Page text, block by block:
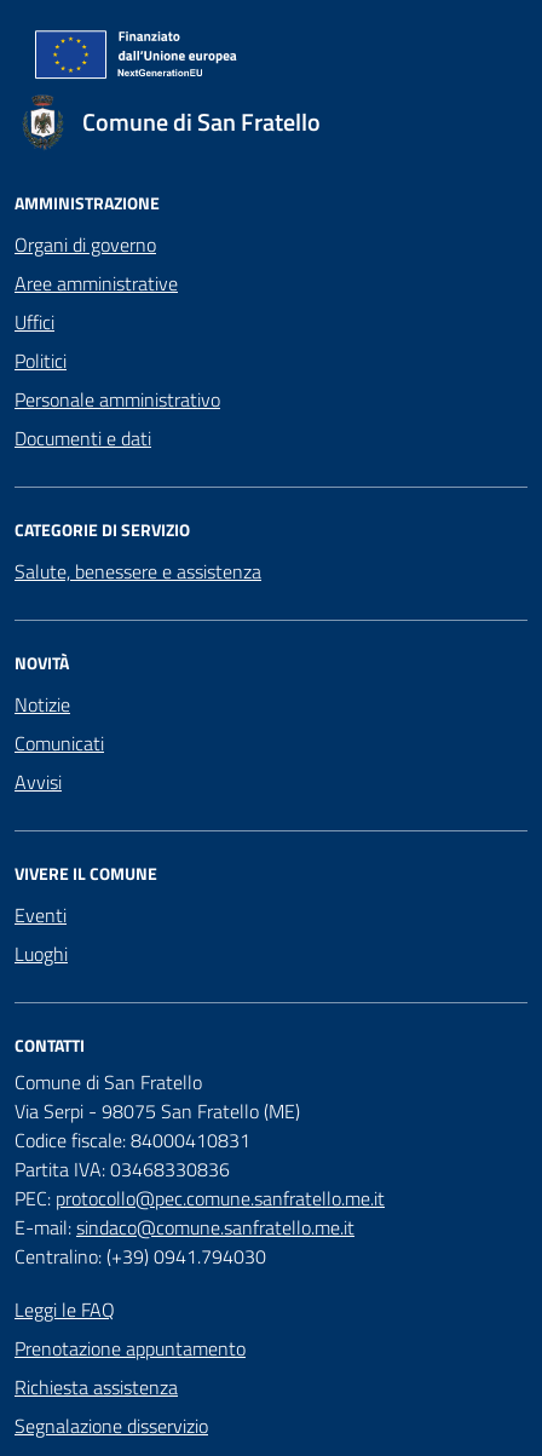
Comune di San Fratello
AMMINISTRAZIONE
Organi di governo
Aree amministrative
Uffici
Politici
Personale amministrativo
Documenti e dati
CATEGORIE DI SERVIZIO
Salute, benessere e assistenza
NOVITÀ
Notizie
Comunicati
Avvisi
VIVERE IL COMUNE
Eventi
Luoghi
CONTATTI
Comune di San Fratello
Via Serpi - 98075 San Fratello (ME)
Codice fiscale: 84000410831
Partita IVA: 03468330836
PEC: protocollo@pec.comune.sanfratello.me.it
E-mail:sindaco@comune.sanfratello.me.it
Centralino: (+39) 0941.794030
Leggi le FAQ
Prenotazione appuntamento
Richiesta assistenza
Segnalazione disservizio